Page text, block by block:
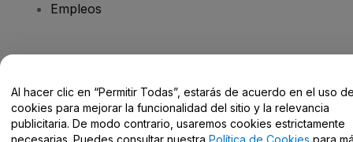
Empleos
Centro de Ayuda / Contacto
Al hacer clic en “Permitir Todas”, estarás de acuerdo en el uso
cookies para mejorar la funcionalidad del sitio y la relevancia
publicitaria. De modo contrario, usaremos cookies estrictamente
necesarias. Puedes consultar nuestra Política de Cookies para